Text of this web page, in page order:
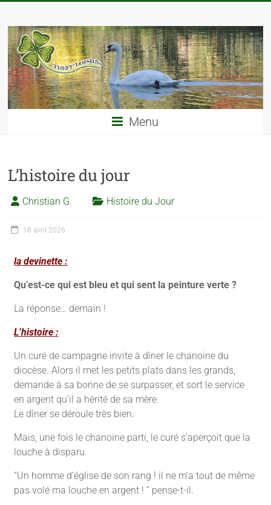
Menu
L’histoire du jour
Christian G. Histoire du Jour
18 avril 2026
la devinette :
Qu’est-ce qui est bleu et qui sent la peinture verte ?
La réponse… demain !
L’histoire :
Un curé de campagne invite à dîner le chanoine du
diocèse. Alors il met les petits plats dans les grands,
demande à sa bonne de se surpasser, et sort le service
en argent qu’il a hérité de sa mère.
Le dîner se déroule très bien.
Mais, une fois le chanoine parti, le curé s’aperçoit que la
louche à disparu.
“Un homme d’église de son rang ! il ne m’a tout de même
pas volé ma louche en argent ! ” pense-t-il.